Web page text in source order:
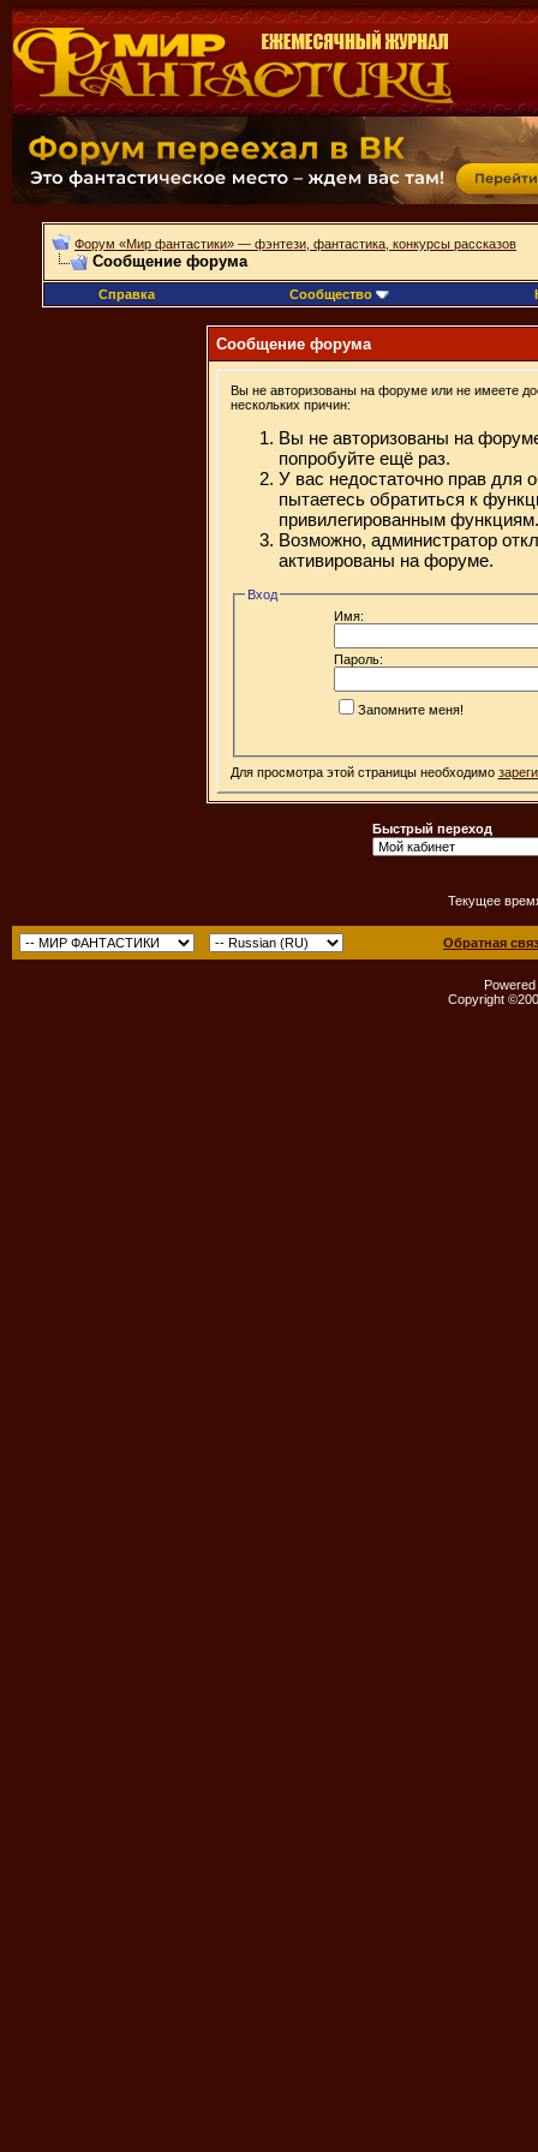
Форум «Мир фантастики» — фэнтези, фантастика, конкурсы рассказов
Сообщение форума
Справка Сообщество
Сообщение форума
Вы не авторизованы на форуме или не имеете
нескольких причин:
Вы не авторизованы на
попробуйте ещё раз.
У вас недостаточно прав для
пытаетесь обратиться к
привилегированным функциям.
Возможно, администратор
активированы на форуме.
Вход
Имя:
Пароль:
Запомните меня!
Для просмотра этой страницы необходимо
Быстрый переход
Текущее
Обратная
Copyright